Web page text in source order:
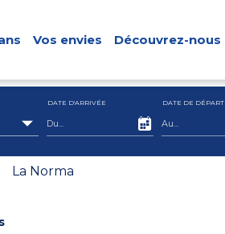
Vos envies Découvrez-nous
DATE D'ARRIVÉE DATE DE DÉPART
La Norma